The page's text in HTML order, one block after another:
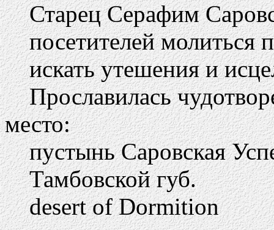
Старец Серафим
посетителей молиться
искать утешения и
Прославилась
место:
пустынь Саровская
Тамбовской губ.
desert of Dormition